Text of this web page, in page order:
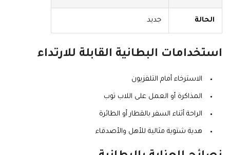
الحالة جديد
استخدامات البطانية القابلة للارتداء
الاسترخاء أمام التلفزيون
المذاكرة أو العمل على اللاب توب
الراحة أثناء السفر بالقطار أو الطائرة
هدية شتوية مثالية للأهل والأصدقاء